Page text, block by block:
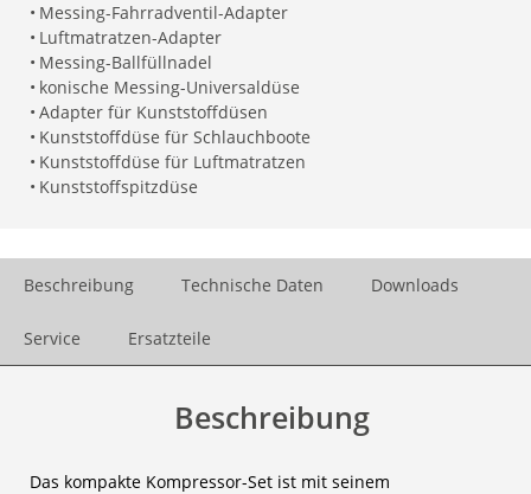
• Messing-Fahrradventil-Adapter
• Luftmatratzen-Adapter
• Messing-Ballfüllnadel
• konische Messing-Universaldüse
• Adapter für Kunststoffdüsen
• Kunststoffdüse für Schlauchboote
• Kunststoffdüse für Luftmatratzen
• Kunststoffspitzdüse
Beschreibung Technische Daten Downloads
Service Ersatzteile
Beschreibung
Das kompakte Kompressor-Set ist mit seinem